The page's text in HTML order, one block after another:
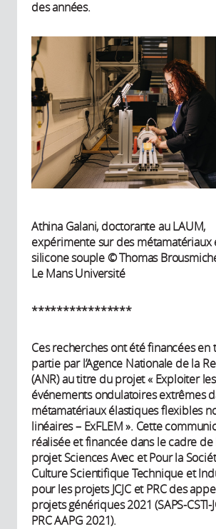
des années.
Athina Galani, doctorante au LAUM,
expérimente sur des métamatériaux
silicone souple © Thomas
Le Mans Université
****************
Ces recherches ont été financées en
partie par l’Agence Nationale de la
(ANR) au titre du projet « Exploiter les
événements ondulatoires extrêmes
métamatériaux élastiques flexibles
linéaires – ExFLEM ». Cette
réalisée et financée dans le cadre de
projet Sciences Avec et Pour la
Culture Scientifique Technique et
pour les projets JCJC et PRC des
projets génériques 2021 (SAPS-CSTI-
PRC AAPG 2021).